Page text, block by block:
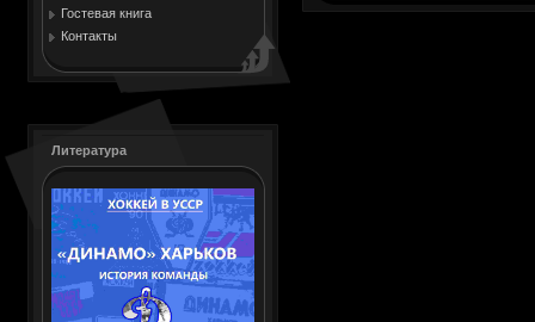
Гостевая книга
Контакты
Литература